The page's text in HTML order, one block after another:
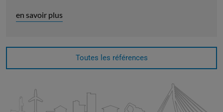
en savoir plus
Toutes les références